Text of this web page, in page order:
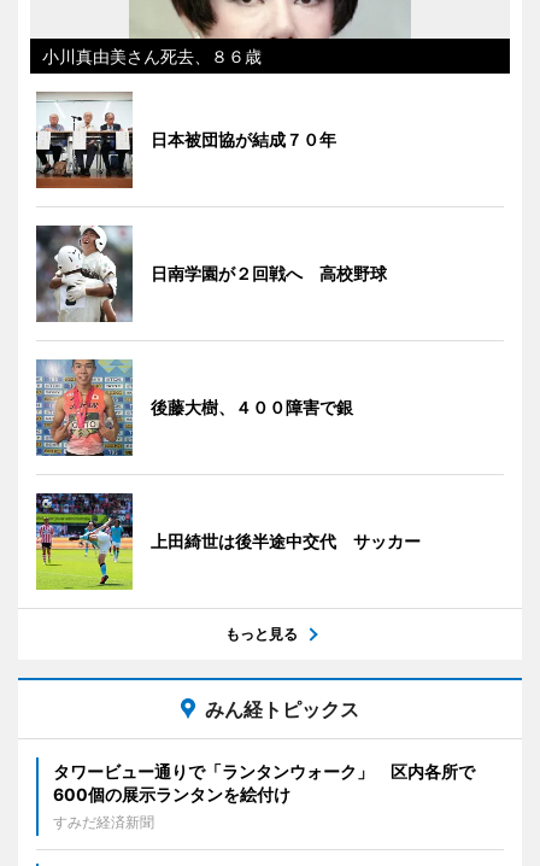
小川真由美さん死去、８６歳
日本被団協が結成７０年
日南学園が２回戦へ 高校野球
後藤大樹、４００障害で銀
上田綺世は後半途中交代 サッカー
もっと見る
みん経トピックス
タワービュー通りで「ランタンウォーク」 区内各所で
600個の展示ランタンを絵付け
すみだ経済新聞